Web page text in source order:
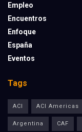
Empleo
Encuentros
Enfoque
España
Eventos
Tags
ACI ACI Americas
Argentina CAF